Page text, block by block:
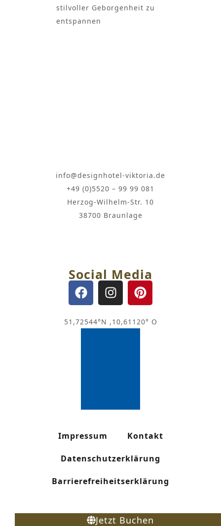
stilvoller Geborgenheit zu
entspannen
info@designhotel-viktoria.de
+49 (0)5520 – 99 99 081
Herzog-Wilhelm-Str. 10
38700 Braunlage
Social Media
51,72544°N ,10,61120° O
Impressum Kontakt
Datenschutzerklärung
Barrierefreiheitserklärung
Jetzt Buchen